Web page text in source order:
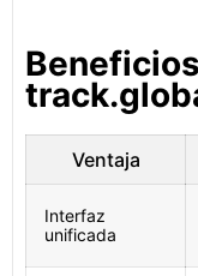
Ventaja
Interfaz
unificada